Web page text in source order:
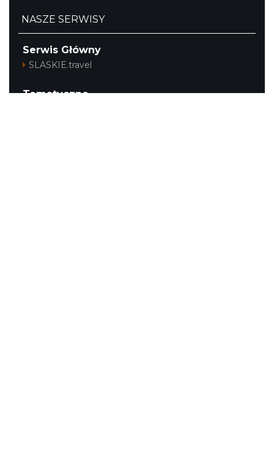
NASZE SERWISY
Serwis Główny
SLASKIE.travel
Tematyczne